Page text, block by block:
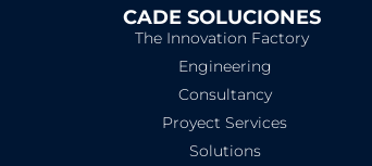
CADE SOLUCIONES
The Innovation Factory
Engineering
Consultancy
Proyect Services
Solutions